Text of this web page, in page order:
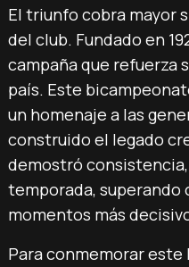
El triunfo cobra mayor
del club. Fundado en
campaña que refuerza
país. Este
un homenaje a las
construido el legado
demostró
temporada, superando
momentos más
Para conmemorar